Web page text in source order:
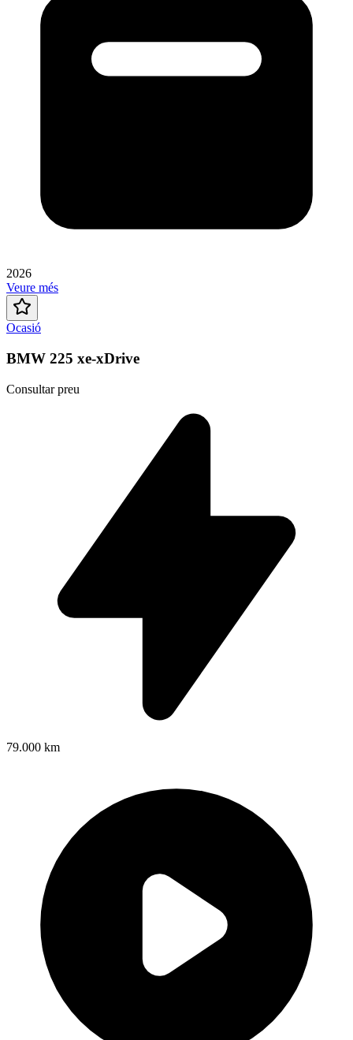
2026
Veure més
Ocasió
BMW 225 xe-xDrive
Consultar preu
79.000 km